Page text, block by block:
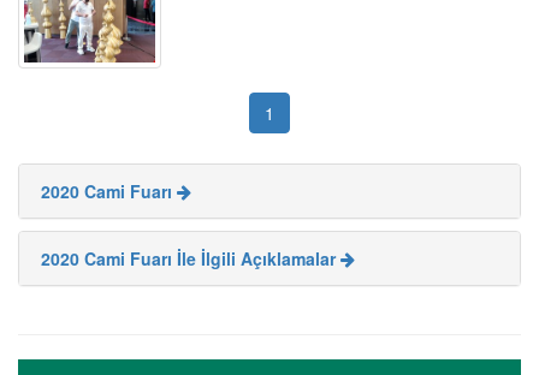
1
2020 Cami Fuarı
2020 Cami Fuarı İle İlgili Açıklamalar